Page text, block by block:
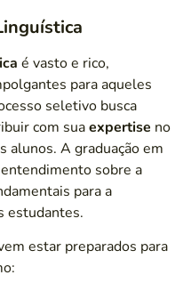
é vasto e rico,
para aqueles
seletivo busca
com suaexpertise no
alunos. A graduação em
sobre a
para a
estudantes.
estar preparados para